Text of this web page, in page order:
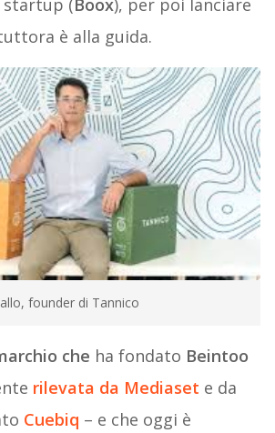
startup ( Boox), per poi lanciare
è alla guida.
founder di Tannico
che ha fondato Beintoo
rilevata da Mediaset e da
Cuebiq – e che oggi è